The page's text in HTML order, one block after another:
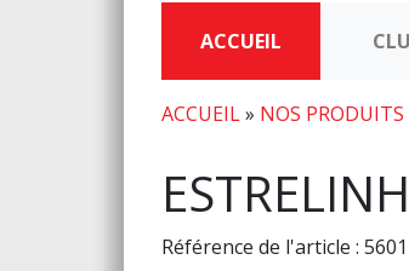
ACCUEIL
ACCUEIL» NOS PRODUITS
Référence de l'article :